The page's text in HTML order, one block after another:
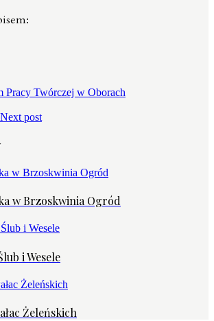
Pracy Twórczej w Oborach
w Brzoskwinia Ogród
i Wesele
Żeleńskich